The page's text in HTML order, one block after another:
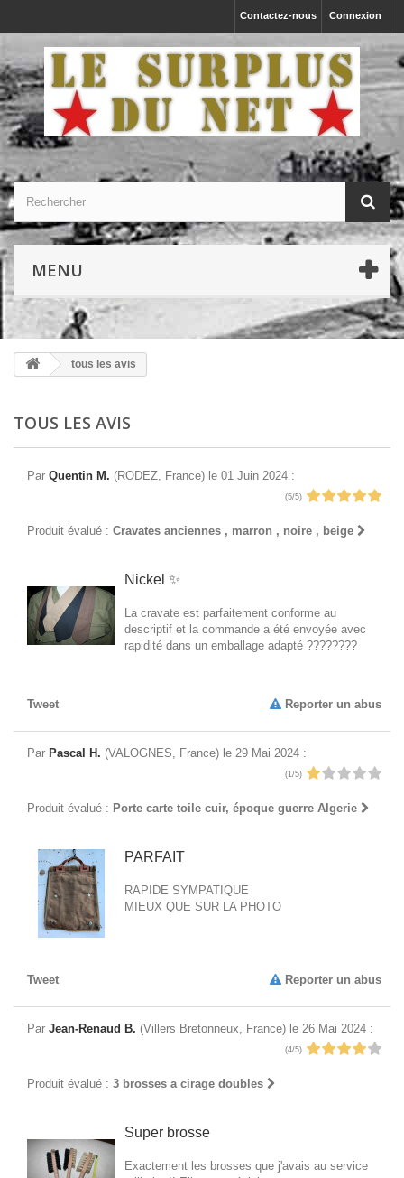
Connexion
Contactez-nous
MENU
tous les avis
TOUS LES AVIS
Par Quentin M. (RODEZ, France) le 01 Juin 2024 :
(5/5)
Produit évalué : Cravates anciennes , marron , noire , beige
Nickel ✨
La cravate est parfaitement conforme au
descriptif et la commande a été envoyée avec
rapidité dans un emballage adapté ????????
Tweet Reporter un abus
Par Pascal H. (VALOGNES, France) le 29 Mai 2024 :
(1/5)
Produit évalué : Porte carte toile cuir, époque guerre Algerie
PARFAIT
RAPIDE SYMPATIQUE
MIEUX QUE SUR LA PHOTO
Tweet Reporter un abus
Par Jean-Renaud B. (Villers Bretonneux, France) le 26 Mai 2024 :
(4/5)
Produit évalué : 3 brosses a cirage doubles
Super brosse
Exactement les brosses que j'avais au service